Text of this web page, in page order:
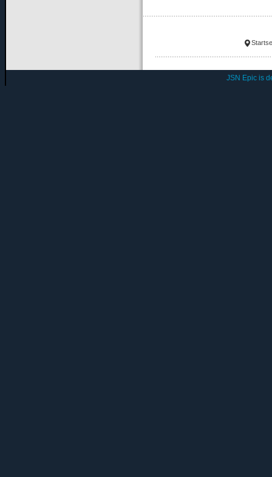
JSN Epic is